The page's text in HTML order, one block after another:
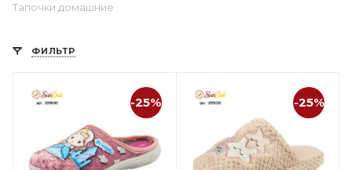
Тапочки домашние
ФИЛЬТР
-25% -25%